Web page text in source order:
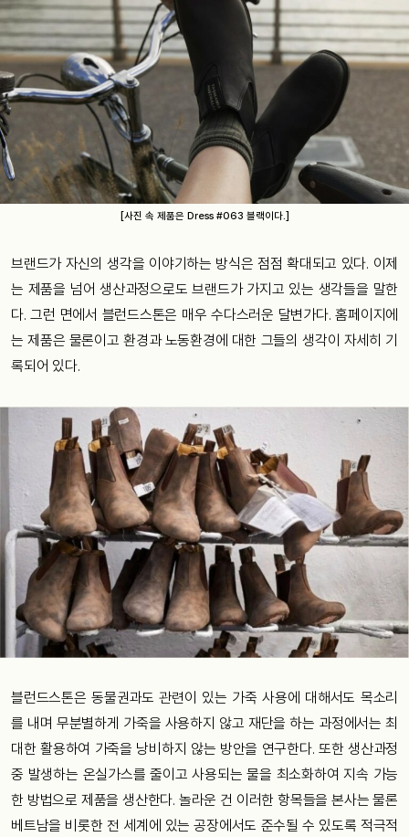
[사진 속 제품은 Dress #063 블랙이다.]
브랜드가 자신의 생각을 이야기하는 방식은 점점 확대되고 있다. 이제
는 제품을 넘어 생산과정으로도 브랜드가 가지고 있는 생각들을 말한
다. 그런 면에서 블런드스톤은 매우 수다스러운 달변가다. 홈페이지에
는 제품은 물론이고 환경과 노동환경에 대한 그들의 생각이 자세히 기
록되어 있다.
블런드스톤은 동물권과도 관련이 있는 가죽 사용에 대해서도 목소리
를 내며 무분별하게 가죽을 사용하지 않고 재단을 하는 과정에서는 최
대한 활용하여 가죽을 낭비하지 않는 방안을 연구한다. 또한 생산과정
중 발생하는 온실가스를 줄이고 사용되는 물을 최소화하여 지속 가능
한 방법으로 제품을 생산한다. 놀라운 건 이러한 항목들을 본사는 물론
베트남을 비롯한 전 세계에 있는 공장에서도 준수될 수 있도록 적극적